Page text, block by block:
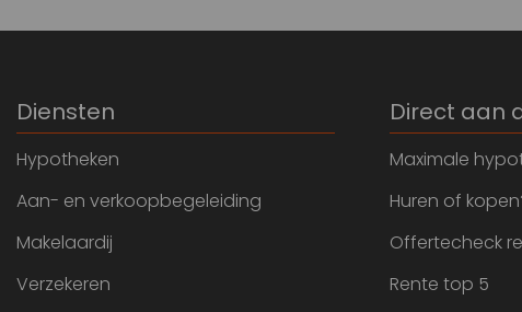
Diensten
Hypotheken
Aan- en verkoopbegeleiding
Makelaardij
Verzekeren
Direct aan
Maximale
Huren of
Offertecheck
Rente top 5